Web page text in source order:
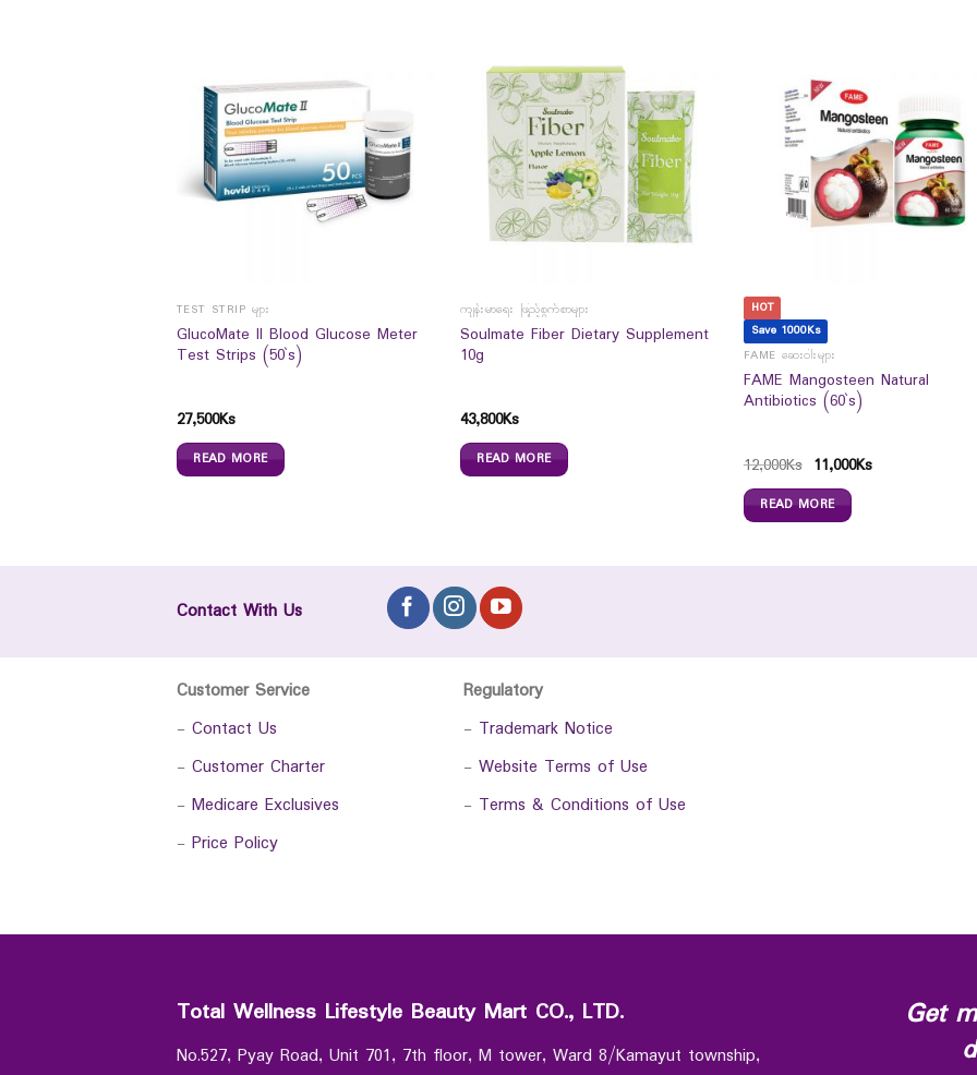
TEST STRIP များ
GlucoMate II Blood Glucose Meter
Test Strips (50`s)
27,500Ks
READ MORE
ကျန်းမာရေး ဖြည့်စွက်စာများ
Soulmate Fiber Dietary Supplement
10g
43,800Ks
READ MORE
HOT
Save 1000Ks
FAME ဆေးဝါးများ
FAME Mangosteen Natural
Antibiotics (60`s)
12,000Ks 11,000Ks
READ MORE
Contact With Us
Customer Service
- Contact Us
- Customer Charter
- Medicare Exclusives
- Price Policy
Regulatory
- Trademark Notice
- Website Terms of Use
- Terms & Conditions of Use
Total Wellness Lifestyle Beauty Mart CO., LTD.
No.527, Pyay Road, Unit 701, 7th floor, M tower, Ward 8/Kamayut township,
Get